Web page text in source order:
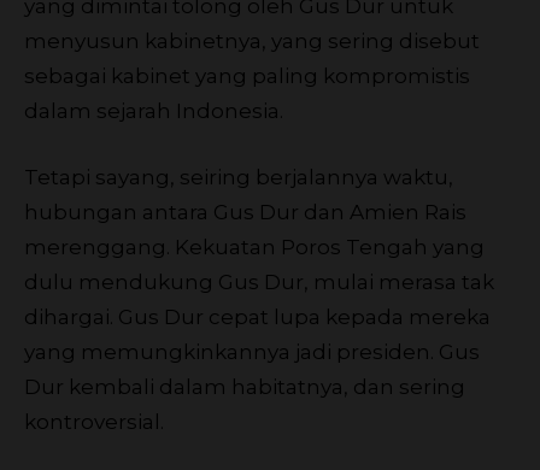
yang dimintai tolong oleh Gus Dur untuk
menyusun kabinetnya, yang sering disebut
sebagai kabinet yang paling kompromistis
dalam sejarah Indonesia.
Tetapi sayang, seiring berjalannya waktu,
hubungan antara Gus Dur dan Amien Rais
merenggang. Kekuatan Poros Tengah yang
dulu mendukung Gus Dur, mulai merasa tak
dihargai. Gus Dur cepat lupa kepada mereka
yang memungkinkannya jadi presiden. Gus
Dur kembali dalam habitatnya, dan sering
kontroversial.